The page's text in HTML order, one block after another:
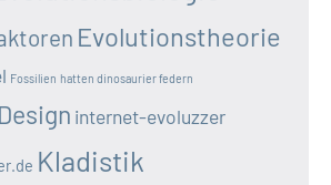
Evolutionstheorie
Fossilien hatten dinosaurier federn
internet-evoluzzer
Kladistik